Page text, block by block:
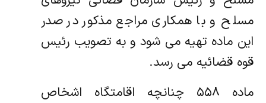
مسلح و با همکاری مراجع مذکور در صدر
این ماده تهیه می شود و به تصویب رئیس
قوه قضائیه می رسد.
ماده ۵۵۸ چنانچه اقامتگاه اشخاص